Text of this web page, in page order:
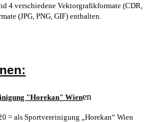
4 verschiedene Vektorgrafikformate (CDR,
(JPG, PNG, GIF) enthalten.
"Horekan" Wienen
= als Sportvereinigung „Horekan“ Wien